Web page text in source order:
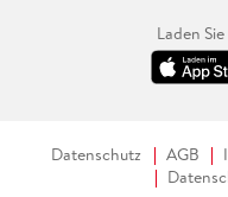
Laden
Datenschutz AGB